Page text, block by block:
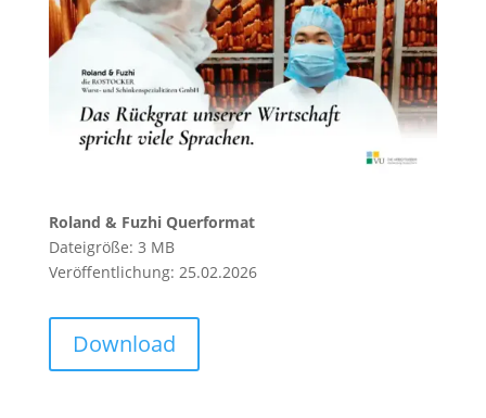
Roland & Fuzhi Querformat
Dateigröße: 3 MB
Veröffentlichung: 25.02.2026
Download